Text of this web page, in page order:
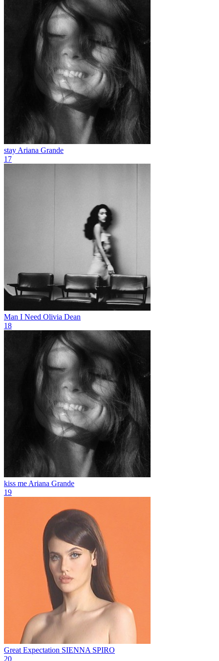
stay Ariana Grande
17
Man I Need Olivia Dean
18
kiss me Ariana Grande
19
Great Expectation SIENNA SPIRO
20